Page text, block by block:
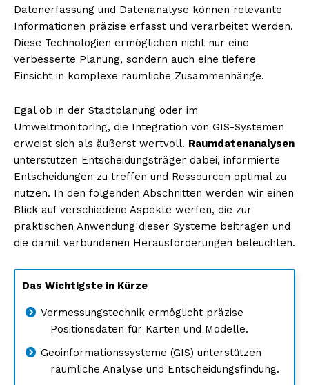
Datenerfassung und Datenanalyse können relevante
Informationen präzise erfasst und verarbeitet werden.
Diese Technologien ermöglichen nicht nur eine
verbesserte Planung, sondern auch eine tiefere
Einsicht in komplexe räumliche Zusammenhänge.
Egal ob in der Stadtplanung oder im
Umweltmonitoring, die Integration von GIS-Systemen
erweist sich als äußerst wertvoll. Raumdatenanalysen
unterstützen Entscheidungsträger dabei, informierte
Entscheidungen zu treffen und Ressourcen optimal zu
nutzen. In den folgenden Abschnitten werden wir einen
Blick auf verschiedene Aspekte werfen, die zur
praktischen Anwendung dieser Systeme beitragen und
die damit verbundenen Herausforderungen beleuchten.
Das Wichtigste in Kürze
Vermessungstechnik ermöglicht präzise
Positionsdaten für Karten und Modelle.
Geoinformationssysteme (GIS) unterstützen
räumliche Analyse und Entscheidungsfindung.